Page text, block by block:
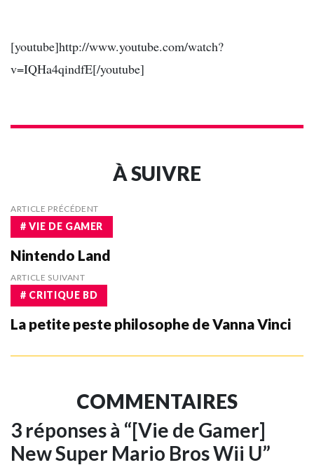
[youtube]http://www.youtube.com/watch?
v=IQHa4qindfE[/youtube]
À SUIVRE
ARTICLE PRÉCÉDENT
# VIE DE GAMER
Nintendo Land
ARTICLE SUIVANT
# CRITIQUE BD
La petite peste philosophe de Vanna Vinci
COMMENTAIRES
3 réponses à “[Vie de Gamer]
New Super Mario Bros Wii U”